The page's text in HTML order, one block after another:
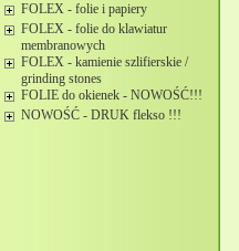
FOLEX - folie i papiery
FOLEX - folie do klawiatur
membranowych
FOLEX - kamienie szlifierskie /
grinding stones
FOLIE do okienek - NOWOŚĆ!!!
NOWOŚĆ - DRUK flekso !!!